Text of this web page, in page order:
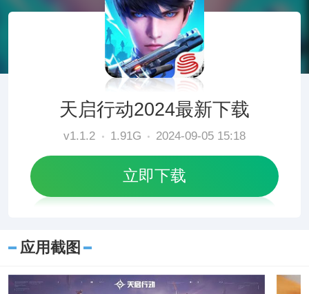
天启行动2024最新下载
v1.1.2 1.91G 2024-09-05 15:18
立即下载
应用截图